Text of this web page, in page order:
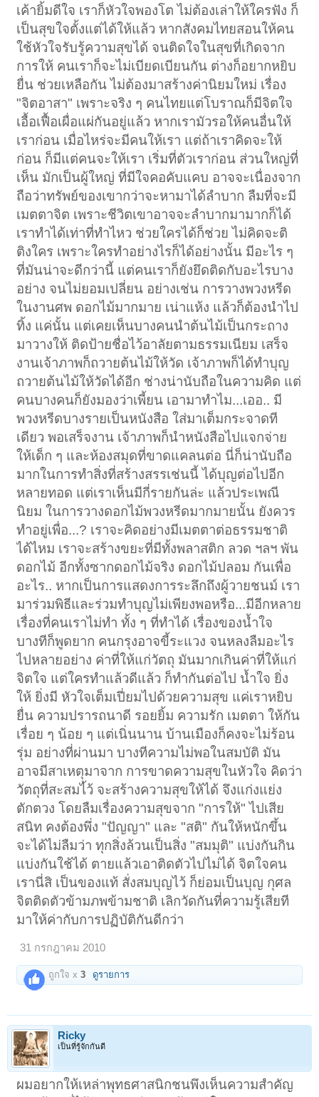
เค้ายิ้มดีใจ เราก็หัวใจพองโต ไม่ต้องเล่าให้ใครฟัง ก็
เป็นสุขใจตั้งแต่ได้ให้แล้ว หากสังคมไทยสอนให้คน
ใช้หัวใจรับรู้ความสุขได้ จนติดใจในสุขที่เกิดจาก
การให้ คนเราก็จะไม่เบียดเบียนกัน ต่างก็อยากหยิบ
ยื่น ช่วยเหลือกัน ไม่ต้องมาสร้างค่านิยมใหม่ เรื่อง
"จิตอาสา" เพราะจริง ๆ คนไทยแต่โบราณก็มีจิตใจ
เอื้อเฟื้อเผื่อแผ่กันอยู่แล้ว หากเรามัวรอให้คนอื่นให้
เราก่อน เมื่อไหร่จะมีคนให้เรา แต่ถ้าเราคิดจะให้
ก่อน ก็มีแต่คนจะให้เรา เริ่มที่ตัวเราก่อน ส่วนใหญ่ที่
เห็น มักเป็นผู้ใหญ่ ที่มีใจคอคับแคบ อาจจะเนื่องจาก
ถือว่าทรัพย์ของเขากว่าจะหามาได้ลำบาก ลืมที่จะมี
เมตตาจิต เพราะชีวิตเขาอาจจะลำบากมามากก็ได้
เราทำได้เท่าที่ทำไหว ช่วยใครได้ก็ช่วย ไม่คิดจะติ
ติงใคร เพราะใครทำอย่างไรก็ได้อย่างนั้น มีอะไร ๆ
ที่มันน่าจะดีกว่านี้ แต่คนเราก็ยังยึดติดกับอะไรบาง
อย่าง จนไม่ยอมเปลี่ยน อย่างเช่น การวางพวงหรีด
ในงานศพ ดอกไม้มากมาย เน่าแห้ง แล้วก็ต้องนำไป
ทิ้ง แค่นั้น แต่เคยเห็นบางคนนำต้นไม้เป็นกระถาง
มาวางให้ ติดป้ายชื่อไว้อาลัยตามธรรมเนียม เสร็จ
งานเจ้าภาพก็ถวายต้นไม้ให้วัด เจ้าภาพก็ได้ทำบุญ
ถวายต้นไม้ให้วัดได้อีก ช่างน่านับถือในความคิด แต่
คนบางคนก็ยังมองว่าเพี้ยน เอามาทำไม...เออ.. มี
พวงหรีดบางรายเป็นหนังสือ ใส่มาเต็มกระจาดที
เดียว พอเสร็จงาน เจ้าภาพก็นำหนังสือไปแจกจ่าย
ให้เด็ก ๆ และห้องสมุดที่ขาดแคลนต่อ นี่ก็น่านับถือ
มากในการทำสิ่งที่สร้างสรรเช่นนี้ ได้บุญต่อไปอีก
หลายทอด แต่เราเห็นมีกี่รายกันล่ะ แล้วประเพณี
นิยม ในการวางดอกไม้พวงหรีดมากมายนั้น ยังควร
ทำอยู่เพื่อ...? เราจะคิดอย่างมีเมตตาต่อธรรมชาติ
ได้ไหม เราจะสร้างขยะที่มีทั้งพลาสติก ลวด ฯลฯ พัน
ดอกไม้ อีกทั้งซากดอกไม้จริง ดอกไม้ปลอม กันเพื่อ
อะไร.. หากเป็นการแสดงการระลึกถึงผู้วายชนม์ เรา
มาร่วมพิธีและร่วมทำบุญไม่เพียงพอหรือ...มีอีกหลาย
เรื่องที่คนเราไม่ทำ ทั้ง ๆ ที่ทำได้ เรื่องของน้ำใจ
บางทีก็พูดยาก คนกรุงอาจขี้ระแวง จนหลงลืมอะไร
ไปหลายอย่าง ค่าที่ให้แก่วัตถุ มันมากเกินค่าที่ให้แก่
จิตใจ แต่ใครทำแล้วดีแล้ว ก็ทำกันต่อไป น้ำใจ ยิ่ง
ให้ ยิ่งมี หัวใจเต็มเปี่ยมไปด้วยความสุข แค่เราหยิบ
ยื่น ความปรารถนาดี รอยยิ้ม ความรัก เมตตา ให้กัน
เรื่อย ๆ น้อย ๆ แต่เนิ่นนาน บ้านเมืองก็คงจะไม่ร้อน
รุ่ม อย่างที่ผ่านมา บางทีความไม่พอในสมบัติ มัน
อาจมีสาเหตุมาจาก การขาดความสุขในหัวใจ คิดว่า
วัตถุที่สะสมไ้ว้ จะสร้างความสุขให้ได้ จึงแก่งแย่ง
ตักตวง โดยลืมเรื่องความสุขจาก "การให้" ไปเสีย
สนิท คงต้องพึ่ง "ปัญญา" และ "สติ" กันให้หนักขึ้น
จะได้ไม่ลืมว่า ทุกสิ่งล้วนเป็นสิ่ง "สมมุติ" แบ่งกันกิน
แบ่งกันใช้ได้ ตายแล้วเอาติดตัวไปไม่ได้ จิตใจคน
เรานี่สิ เป็นของแท้ สั่งสมบุญไว้ ก็ย่อมเป็นบุญ กุศล
จิตติดตัวข้ามภพข้ามชาติ เลิกวัดกันที่ความรู้เสียที
มาให้ค่ากับการปฏิบัติกันดีกว่า
31 กรกฎาคม 2010
ถูกใจ x3 ดูรายการ
Ricky
เป็นที่รู้จักกันดี
ผมอยากให้เหล่าพุทธศาสนิกชนพึงเห็นความสำคัญ